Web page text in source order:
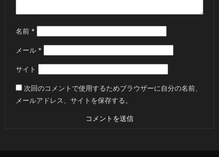
名前 *
メール *
サイト
次回のコメントで使用するためブラウザーに自分の名前、
メールアドレス、サイトを保存する。